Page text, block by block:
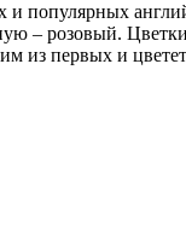
и популярных
– розовый.
из первых и